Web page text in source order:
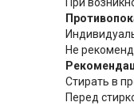
Не
Стирать в
Перед